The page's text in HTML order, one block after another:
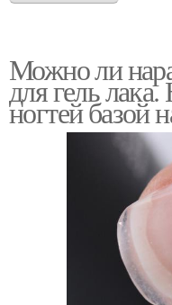
Можно ли
для гель
ногтей базой